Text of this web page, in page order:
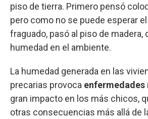
piso de tierra. Primero pensó
pero como no se puede esperar
fraguado, pasó al piso de madera,
humedad en el ambiente.
La humedad generada en las
precarias provoca
gran impacto en los más chicos,
otras consecuencias más allá de